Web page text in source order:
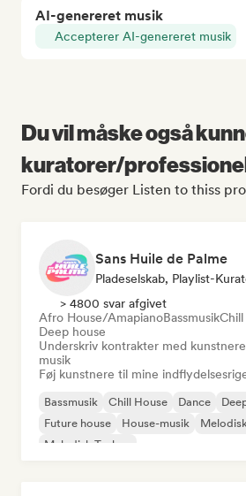
AI-genereret musik
Accepterer AI-genereret musik
Du vil måske også
kuratorer/
Fordi du besøger Listen to thiss
Sans Huile de Palme
Pladeselskab, Playlist-
> 4800 svar afgivet
Afro House/AmapianoBassmusikChill
Deep house
Underskriv kontrakter med
musik
Føj kunstnere til mine
Bassmusik Chill House Dance
Future house
House-musik
Melodisk Techno